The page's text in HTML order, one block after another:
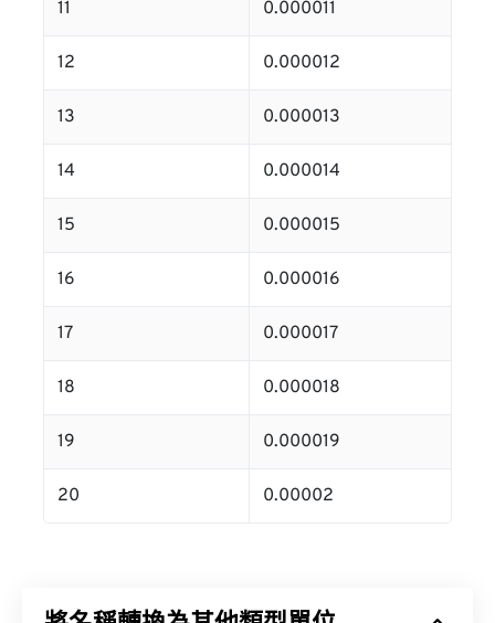
11 0.000011
12 0.000012
13 0.000013
14 0.000014
15 0.000015
16 0.000016
17 0.000017
18 0.000018
19 0.000019
20 0.00002